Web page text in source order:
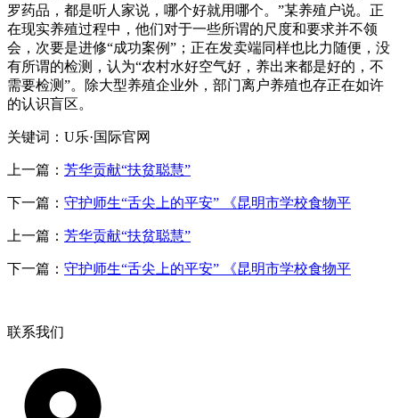
罗药品，都是听人家说，哪个好就用哪个。”某养殖户说。正
在现实养殖过程中，他们对于一些所谓的尺度和要求并不领
会，次要是进修“成功案例”；正在发卖端同样也比力随便，没
有所谓的检测，认为“农村水好空气好，养出来都是好的，不
需要检测”。除大型养殖企业外，部门离户养殖也存正在如许
的认识盲区。
关键词：U乐·国际官网
上一篇： 芳华贡献“扶贫聪慧”
下一篇： 守护师生“舌尖上的平安” 《昆明市学校食物平
上一篇： 芳华贡献“扶贫聪慧”
下一篇： 守护师生“舌尖上的平安” 《昆明市学校食物平
联系我们